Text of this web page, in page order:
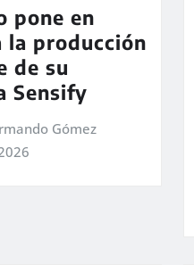
pone en
la producción
de su
Sensify
Gómez